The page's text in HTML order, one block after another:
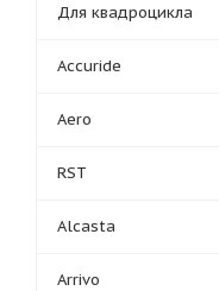
Для квадроцикла
Accuride
Aero
RST
Alcasta
Arrivo